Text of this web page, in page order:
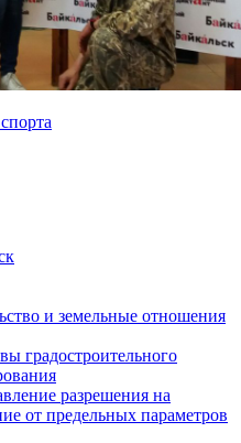
и земельные отношения
градостроительного
разрешения на
от предельных параметров